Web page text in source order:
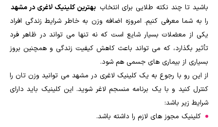
باشید تا چند نکته طلایی برای انتخاب بهترین کلینیک لاغری در مشهد
را به شما معرفی کنیم. امروزه اضافه وزن به خاطر شرایط زندگی افراد
یکی از معضلات بسیار شایع است که نه تنها می تواند در ظاهر فرد
تأثیر بگذارد، که می تواند باعث کاهش کیفیت زندگی و همچنین بروز
بسیاری از بیماری های جسمی هم شود.
از این رو با رجوع به یک کلینیک لاغری در مشهد می توانید وزن تان را
کنترل کنید و با یک برنامه منسجم لاغر شوید. این کلینیک باید دارای
شرایط زیر باشد:
کلینیک مجوز های لازم را داشته باشد.